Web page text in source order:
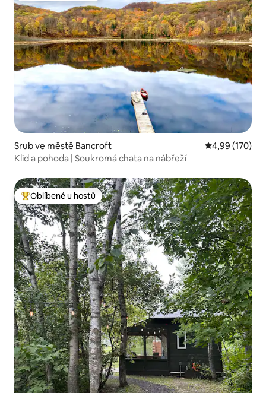
Srub ve městě Bancroft Průměrné
4,99 (170)
Klid a pohoda | Soukromá chata na nábřeží
Nejlepší v kategorii Oblíbené u hostů
Oblíbené u hostů